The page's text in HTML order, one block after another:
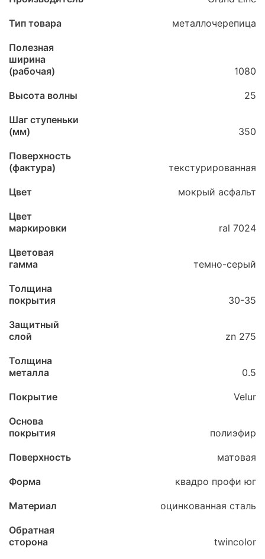
Тип товара металлочерепица
Полезная
ширина
(рабочая)
1080
Высота волны 25
Шаг ступеньки
(мм)
350
Поверхность
(фактура)
текстурированная
Цвет мокрый асфальт
Цвет
маркировки
ral 7024
Цветовая
гамма
темно-серый
Толщина
покрытия
30-35
Защитный
слой
zn 275
Толщина
металла
0.5
Покрытие Velur
Основа
покрытия
полиэфир
Поверхность матовая
Форма квадро профи юг
Материал оцинкованная сталь
Обратная
сторона
twincolor